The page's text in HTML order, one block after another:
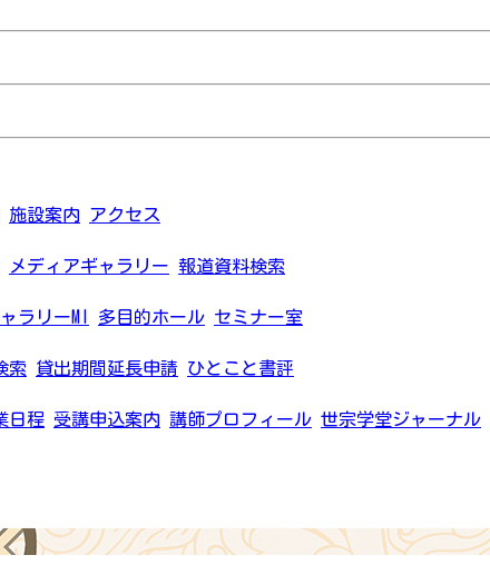
施設案内 アクセス
メディアギャラリー 報道資料検索
ラリーMI 多目的ホール セミナー室
索 貸出期間延長申請 ひとこと書評
日程 受講申込案内 講師プロフィール 世宗学堂ジャーナル